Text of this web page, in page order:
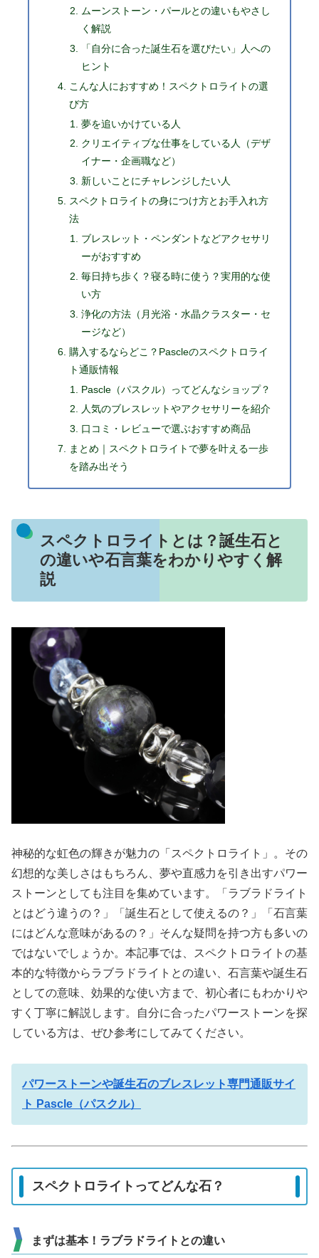
ムーンストーン・パールとの違いもやさし
く解説
「自分に合った誕生石を選びたい」人への
ヒント
こんな人におすすめ！スペクトロライトの選
び方
夢を追いかけている人
クリエイティブな仕事をしている人（デザ
イナー・企画職など）
新しいことにチャレンジしたい人
スペクトロライトの身につけ方とお手入れ方
法
ブレスレット・ペンダントなどアクセサリ
ーがおすすめ
毎日持ち歩く？寝る時に使う？実用的な使
い方
浄化の方法（月光浴・水晶クラスター・セ
ージなど）
購入するならどこ？Pascleのスペクトロライ
ト通販情報
Pascle（パスクル）ってどんなショップ？
人気のブレスレットやアクセサリーを紹介
口コミ・レビューで選ぶおすすめ商品
まとめ｜スペクトロライトで夢を叶える一歩
を踏み出そう
スペクトロライトとは？誕生石と
の違いや石言葉をわかりやすく解
説
神秘的な虹色の輝きが魅力の「スペクトロライト」。その
幻想的な美しさはもちろん、夢や直感力を引き出すパワー
ストーンとしても注目を集めています。「ラブラドライト
とはどう違うの？」「誕生石として使えるの？」「石言葉
にはどんな意味があるの？」そんな疑問を持つ方も多いの
ではないでしょうか。本記事では、スペクトロライトの基
本的な特徴からラブラドライトとの違い、石言葉や誕生石
としての意味、効果的な使い方まで、初心者にもわかりや
すく丁寧に解説します。自分に合ったパワーストーンを探
している方は、ぜひ参考にしてみてください。
パワーストーンや誕生石のブレスレット専門通販サイ
ト Pascle（パスクル）
スペクトロライトってどんな石？
まずは基本！ラブラドライトとの違い